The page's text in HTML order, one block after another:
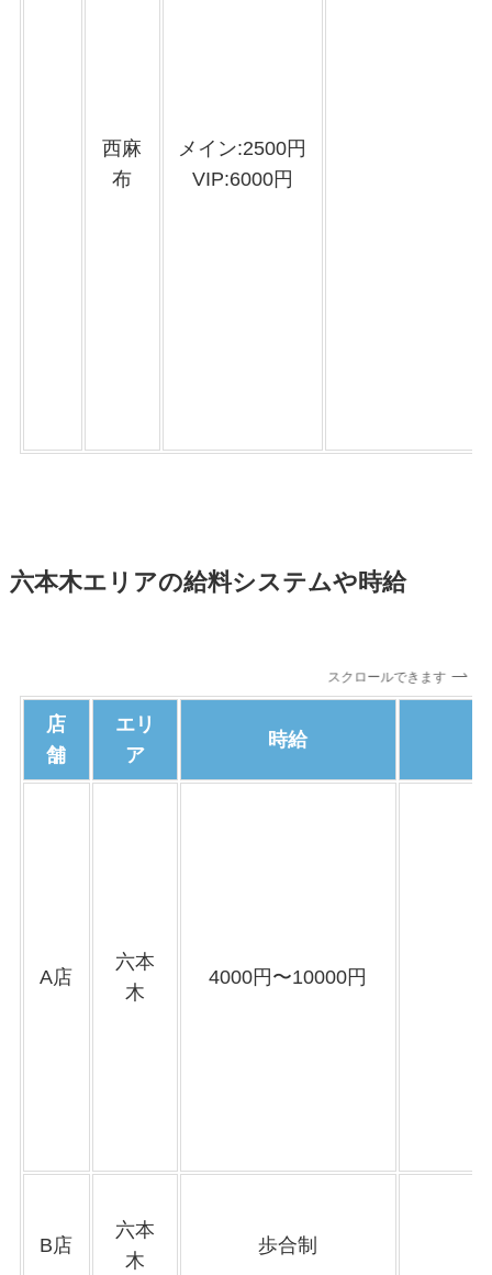
西麻
布
メイン:2500円
VIP:6000円
六本木エリアの給料システムや時給
スクロールできます
店
舗
エリ
ア
時給
A店
六本
木
4000円〜10000円
B店
六本
木
歩合制